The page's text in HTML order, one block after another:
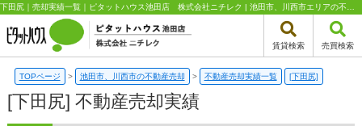
賃貸検索 売買検索
TOPページ > 池田市、川西市の不動産売却 > 不動産売却実績一覧 [下田尻]
[下田尻] 不動産売却実績